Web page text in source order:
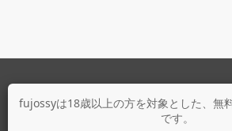
fujossyは18歳以上の方を対象とした、無
です。
fujossyについて